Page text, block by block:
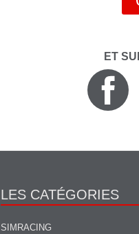
ET
LES CATÉGORIES
SIMRACING